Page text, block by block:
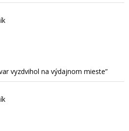
vyzdvihol na výdajnom mieste